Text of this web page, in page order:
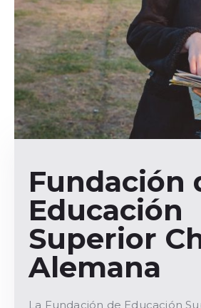
Fundación
Educación
Superior
Alemana
La Fundación de Educación